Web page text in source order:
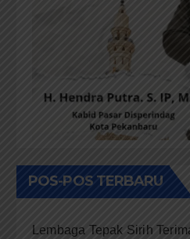
POS-POS TERBARU
Lembaga Tepak Sirih